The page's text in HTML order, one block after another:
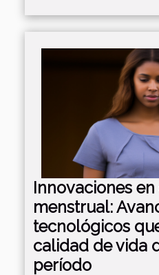
Innovaciones
menstrual:
tecnológicos
calidad de vida
período